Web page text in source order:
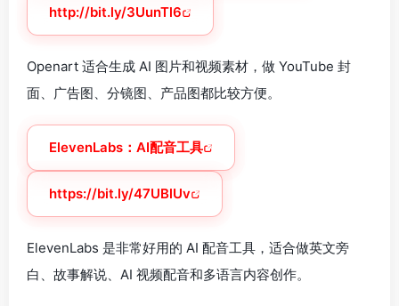
http://bit.ly/3UunTl6
Openart 适合生成 AI 图片和视频素材，做 YouTube 封
面、广告图、分镜图、产品图都比较方便。
ElevenLabs：AI配音工具
https://bit.ly/47UBlUv
ElevenLabs 是非常好用的 AI 配音工具，适合做英文旁
白、故事解说、AI 视频配音和多语言内容创作。